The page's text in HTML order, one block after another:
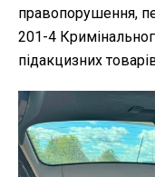
правопорушення,
201-4
підакцизних